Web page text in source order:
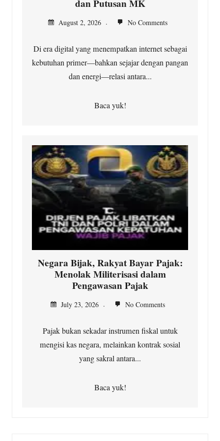
dan Putusan MK
August 2, 2026 No Comments
Di era digital yang menempatkan internet sebagai
kebutuhan primer—bahkan sejajar dengan pangan
dan energi—relasi antara...
Baca yuk!
Negara Bijak, Rakyat Bayar Pajak:
Menolak Militerisasi dalam
Pengawasan Pajak
July 23, 2026 No Comments
Pajak bukan sekadar instrumen fiskal untuk
mengisi kas negara, melainkan kontrak sosial
yang sakral antara...
Baca yuk!